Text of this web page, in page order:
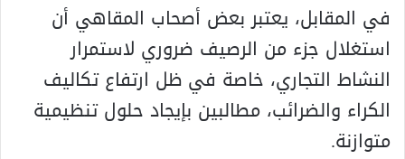
في المقابل، يعتبر بعض أصحاب المقاهي أن
استغلال جزء من الرصيف ضروري لاستمرار
النشاط التجاري، خاصة في ظل ارتفاع تكاليف
الكراء والضرائب، مطالبين بإيجاد حلول تنظيمية
متوازنة.